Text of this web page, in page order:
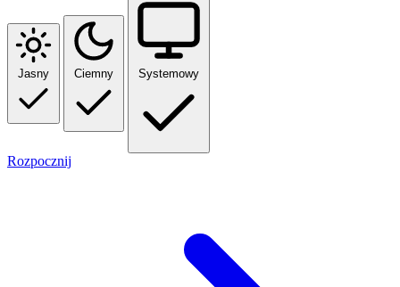
Jasny Ciemny Systemowy
Rozpocznij